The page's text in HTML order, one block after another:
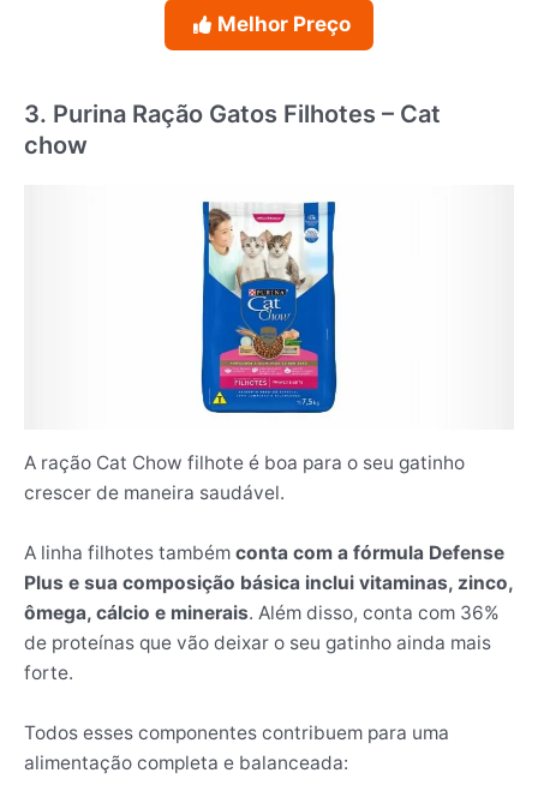
Melhor Preço
3. Purina Ração Gatos Filhotes – Cat
chow
A ração Cat Chow filhote é boa para o seu gatinho
crescer de maneira saudável.
A linha filhotes também conta com a fórmula Defense
Plus e sua composição básica inclui vitaminas, zinco,
ômega, cálcio e minerais. Além disso, conta com 36%
de proteínas que vão deixar o seu gatinho ainda mais
forte.
Todos esses componentes contribuem para uma
alimentação completa e balanceada: